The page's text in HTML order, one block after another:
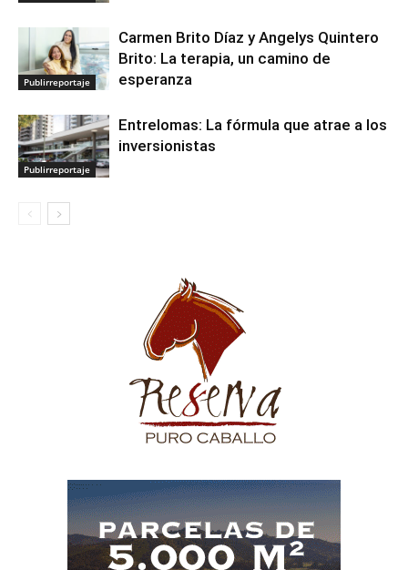
Publirreportaje
Carmen Brito Díaz y Angelys Quintero
Brito: La terapia, un camino de
esperanza
Publirreportaje
Entrelomas: La fórmula que atrae a los
inversionistas